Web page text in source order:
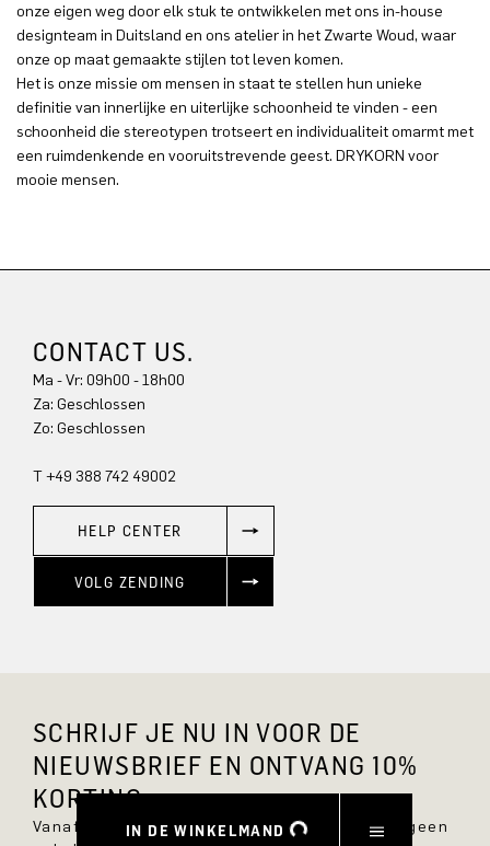
IN DE WINKELMAND
onze eigen weg door elk stuk te ontwikkelen met ons in-house
designteam in Duitsland en ons atelier in het Zwarte Woud, waar
onze op maat gemaakte stijlen tot leven komen.
Het is onze missie om mensen in staat te stellen hun unieke
definitie van innerlijke en uiterlijke schoonheid te vinden - een
schoonheid die stereotypen trotseert en individualiteit omarmt met
een ruimdenkende en vooruitstrevende geest. DRYKORN voor
mooie mensen.
CONTACT US.
Ma - Vr: 09h00 - 18h00
Za: Geschlossen
Zo: Geschlossen
T +49 388 742 49002
HELP CENTER
VOLG ZENDING
SCHRIJF JE NU IN VOOR DE
NIEUWSBRIEF EN ONTVANG 10%
KORTING.
Vanaf nu ben je altijd op de hoogte en mis je geen